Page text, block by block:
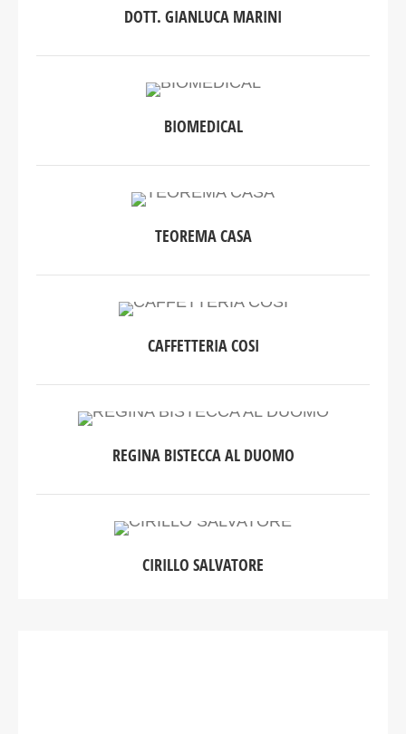
DOTT. GIANLUCA MARINI
BIOMEDICAL
TEOREMA CASA
CAFFETTERIA COSI
REGINA BISTECCA AL DUOMO
CIRILLO SALVATORE